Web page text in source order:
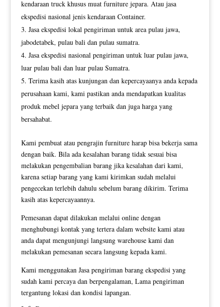
kendaraan truck khusus muat furniture jepara. Atau jasa
ekspedisi nasional jenis kendaraan Container.
Jasa ekspedisi lokal pengiriman untuk area pulau jawa,
jabodetabek, pulau bali dan pulau sumatra.
Jasa ekspedisi nasional pengiriman untuk luar pulau jawa,
luar pulau bali dan luar pulau Sumatra.
Terima kasih atas kunjungan dan kepercayaanya anda kepada
perusahaan kami, kami pastikan anda mendapatkan kualitas
produk mebel jepara yang terbaik dan juga harga yang
bersahabat.
Kami pembuat atau pengrajin furniture harap bisa bekerja sama
dengan baik. Bila ada kesalahan barang tidak sesuai bisa
melakukan pengembalian barang jika kesalahan dari kami,
karena setiap barang yang kami kirimkan sudah melalui
pengecekan terlebih dahulu sebelum barang dikirim. Terima
kasih atas kepercayaannya.
Pemesanan dapat dilakukan melalui online dengan
menghubungi kontak yang tertera dalam website kami atau
anda dapat mengunjungi langsung warehouse kami dan
melakukan pemesanan secara langsung kepada kami.
Kami menggunakan Jasa pengiriman barang ekspedisi yang
sudah kami percaya dan berpengalaman, Lama pengiriman
tergantung lokasi dan kondisi lapangan.